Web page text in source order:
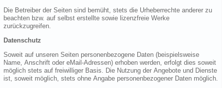
Die Betreiber der Seiten sind bemüht, stets die Urheberrechte anderer zu
beachten bzw. auf selbst erstellte sowie lizenzfreie Werke
zurückzugreifen.
Datenschutz
Soweit auf unseren Seiten personenbezogene Daten (beispielsweise
Name, Anschrift oder eMail-Adressen) erhoben werden, erfolgt dies soweit
möglich stets auf freiwilliger Basis. Die Nutzung der Angebote und Dienste
ist, soweit möglich, stets ohne Angabe personenbezogener Daten möglich.